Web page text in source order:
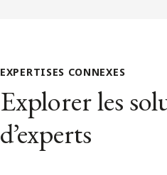
EXPERTISES CONNEXES
Explorer les
d’experts